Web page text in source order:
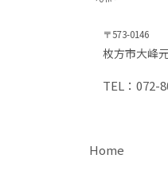
〒573-0146
枚方市大峰
TEL：072-
Home